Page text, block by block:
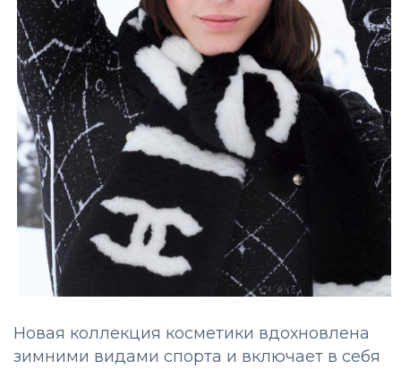
Новая коллекция косметики вдохновлена
зимними видами спорта и включает в себя